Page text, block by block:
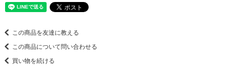
この商品を友達に教える
この商品について問い合わせる
買い物を続ける